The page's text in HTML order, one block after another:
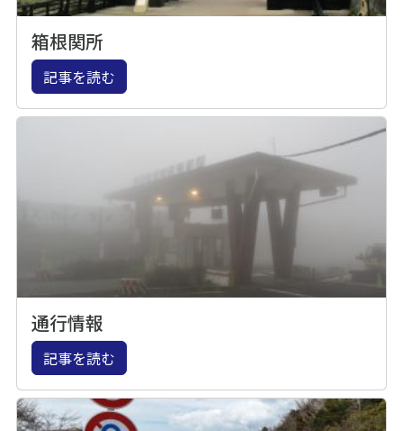
箱根関所
記事を読む
通行情報
記事を読む